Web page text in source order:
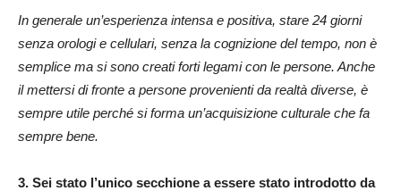
In generale un’esperienza intensa e positiva, stare 24 giorni
senza orologi e cellulari, senza la cognizione del tempo, non è
semplice ma si sono creati forti legami con le persone. Anche
il mettersi di fronte a persone provenienti da realtà diverse, è
sempre utile perché si forma un’acquisizione culturale che fa
sempre bene.
3. Sei stato l’unico secchione a essere stato introdotto da